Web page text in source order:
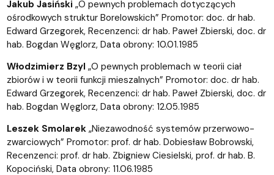
Jakub Jasiński „O pewnych problemach dotyczących
ośrodkowych struktur Borelowskich” Promotor: doc. dr hab.
Edward Grzegorek, Recenzenci: dr hab. Paweł Zbierski, doc. dr
hab. Bogdan Węglorz, Data obrony: 10.01.1985
Włodzimierz Bzyl „O pewnych problemach w teorii ciał
zbiorów i w teorii funkcji mieszalnych” Promotor: doc. dr hab.
Edward Grzegorek, Recenzenci: dr hab. Paweł Zbierski, doc. dr
hab. Bogdan Węglorz, Data obrony: 12.05.1985
Leszek Smolarek„Niezawodność systemów przerwowo-
zwarciowych” Promotor: prof. dr hab. Dobiesław Bobrowski,
Recenzenci: prof. dr hab. Zbigniew Ciesielski, prof. dr hab. B.
Kopociński, Data obrony: 11.06.1985